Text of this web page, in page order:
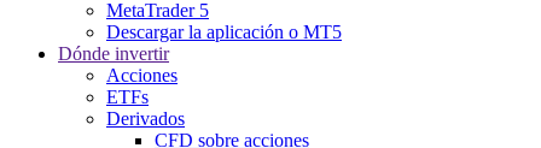
MetaTrader 5
Descargar la aplicación o MT5
Dónde invertir
Acciones
ETFs
Derivados
CFD sobre acciones